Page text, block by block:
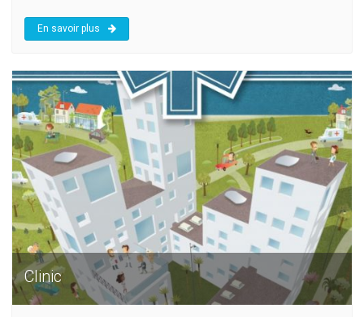
En savoir plus
Clinic